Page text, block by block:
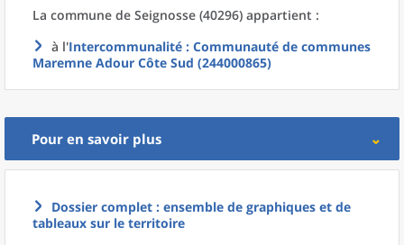
La commune de Seignosse (40296) appartient :
à l'Intercommunalité : Communauté de communes
Maremne Adour Côte Sud (244000865)
Pour en savoir plus
Dossier complet : ensemble de graphiques et de
tableaux sur le territoire